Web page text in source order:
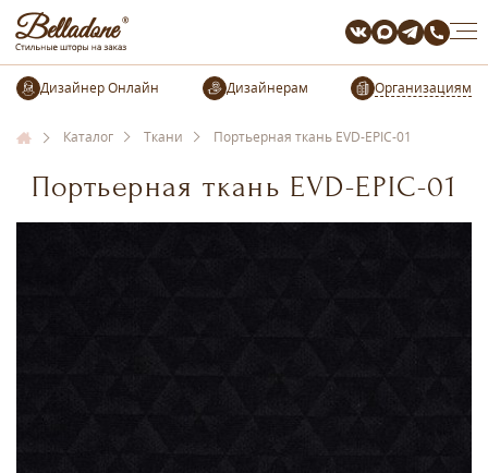
Организациям
Каталог Ткани Портьерная ткань EVD-EPIC-01
Портьерная ткань EVD-EPIC-01